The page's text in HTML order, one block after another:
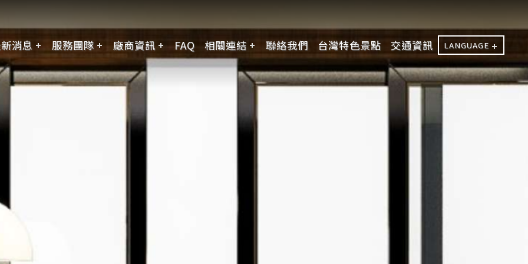
消息 服務團隊 廠商資訊 FAQ 相關連結 聯絡我們 台灣特色景點 交通資訊 LANGUAGE